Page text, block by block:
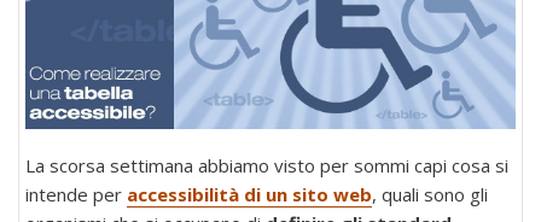
La scorsa settimana abbiamo visto per sommi capi cosa si
intende per accessibilità di un sito web, quali sono gli